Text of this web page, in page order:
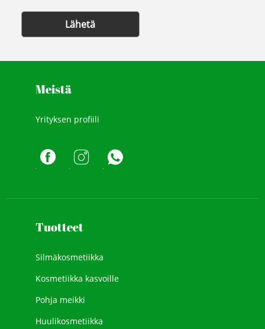
Lähetä
Meistä
Yrityksen profiili
Tuotteet
Silmäkosmetiikka
Kosmetiikka kasvoille
Pohja meikki
Huulikosmetiikka